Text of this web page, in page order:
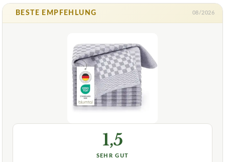
BESTE EMPFEHLUNG 08/2026
1,5
SEHR GUT